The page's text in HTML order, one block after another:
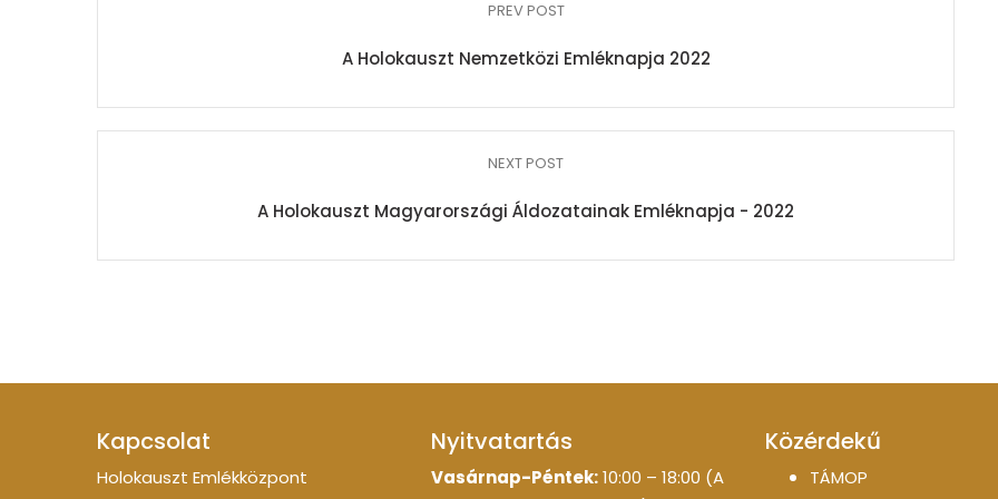
PREV POST
A Holokauszt Nemzetközi Emléknapja 2022
NEXT POST
A Holokauszt Magyarországi Áldozatainak Emléknapja - 2022
Kapcsolat
Holokauszt Emlékközpont
Nyitvatartás
Vasárnap-Péntek:10:00 – 18:00 (A
Közérdekű
TÁMOP